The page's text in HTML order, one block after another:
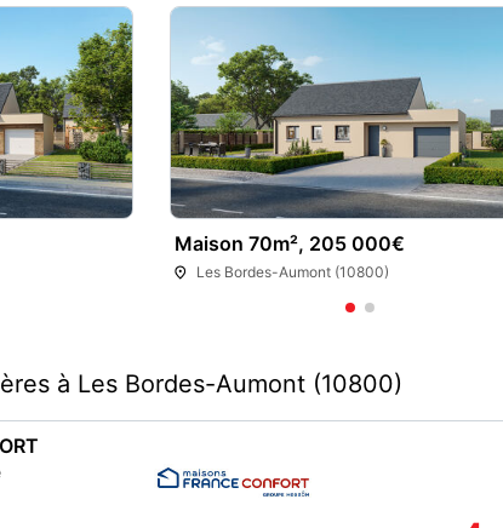
Maison 70m², 205 000€
Les Bordes-Aumont (10800)
à Les Bordes-Aumont (10800)